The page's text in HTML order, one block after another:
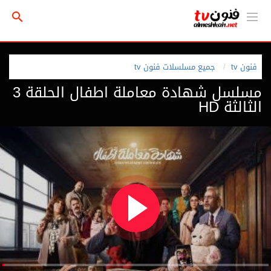
فنون tv جميع مسلسلات فنون tv
مسلسل شهادة معاملة اطفال الحلقة 3
الثالثة HD